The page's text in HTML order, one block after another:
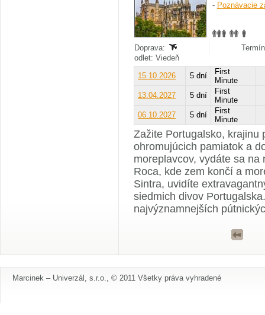
- Poznávacie
Doprava:
odlet: Viedeň
15.10.2026
5 dní
First
Minute
13.04.2027
5 dní
First
Minute
06.10.2027
5 dní
First
Minute
Zažite Portugalsko, krajinu
ohromujúcich pamiatok a
moreplavcov, vydáte sa
Roca, kde zem končí a
Sintra, uvidíte
siedmich divov
najvýznamnejších
Marcinek – Univerzál, s.r.o., © 2011 Všetky práva vyhradené